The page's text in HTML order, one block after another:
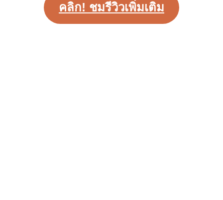
คลิก! ชมรีวิวเพิ่มเติม